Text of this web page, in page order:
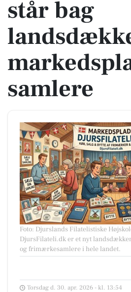
står bag
samlere
Foto: Djurslands Filatelistiske
DjursFilateli.dk er et nyt
og frimærkesamlere i hele landet.
Torsdag d. 30. apr. 2026 - kl. 13:54